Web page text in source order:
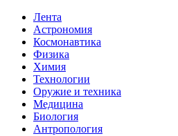
Лента
Астрономия
Космонавтика
Физика
Химия
Технологии
Оружие и техника
Медицина
Биология
Антропология